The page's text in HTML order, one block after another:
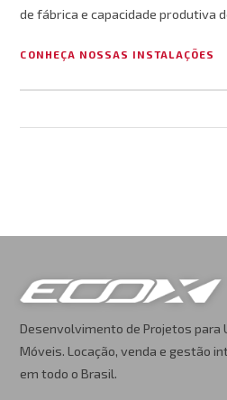
de fábrica e capacidade produtiva
CONHEÇA NOSSAS INSTALAÇÕES
Desenvolvimento de Projetos para
Móveis. Locação, venda e gestão
em todo o Brasil.